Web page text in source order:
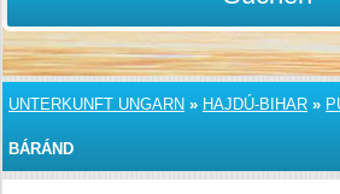
UNTERKUNFT UNGARN » HAJDÚ-BIHAR »
BÁRÁND